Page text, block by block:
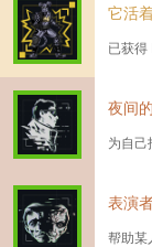
它活
已获得
夜间
为自己
表演
帮助某